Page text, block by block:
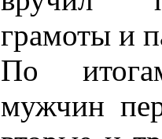
грамоты и
По
мужчин